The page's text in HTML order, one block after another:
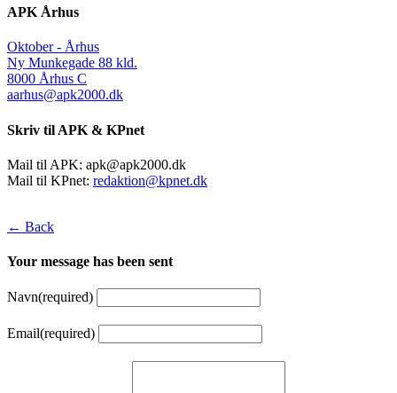
APK Århus
Oktober - Århus
Ny Munkegade 88 kld.
8000 Århus C
aarhus@apk2000.dk
Skriv til APK & KPnet
Mail til APK: apk@apk2000.dk
Mail til KPnet: redaktion@kpnet.dk
← Back
Your message has been sent
Navn(required)
Email(required)